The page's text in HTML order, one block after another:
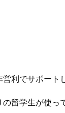
利でサポート
留学生が使